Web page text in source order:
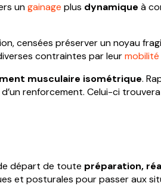
ungainage plus dynamique à
censées préserver un noyau
contraintes par leurmobilité
musculaire isométrique.
renforcement. Celui-ci
départ de toute préparation,
et posturales pour passer aux